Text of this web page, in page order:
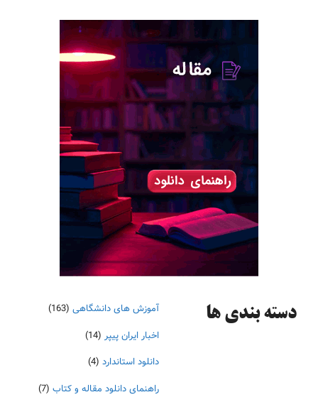
دسته‌ بندی ها آموزش های دانشگاهی (163)
اخبار ایران پیپر (14)
دانلود استاندارد (4)
راهنمای دانلود مقاله و کتاب (7)